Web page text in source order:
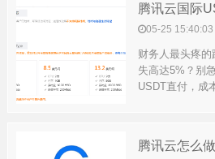
腾讯云国际
05-25 15:40:03
财务人最头疼
失高达5%？别
USDT直付，成
腾讯云怎么